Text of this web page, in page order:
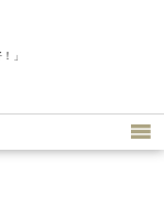
」
0139